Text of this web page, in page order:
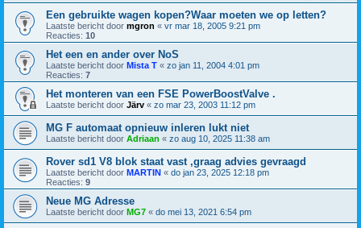
Een gebruikte wagen kopen?Waar moeten we op letten?
Laatste bericht door mgron « vr mar 18, 2005 9:21 pm
Reacties: 10
Het een en ander over NoS
Laatste bericht door Mista T « zo jan 11, 2004 4:01 pm
Reacties: 7
Het monteren van een FSE PowerBoostValve .
Laatste bericht door Järv « zo mar 23, 2003 11:12 pm
MG F automaat opnieuw inleren lukt niet
Laatste bericht door Adriaan « zo aug 10, 2025 11:38 am
Rover sd1 V8 blok staat vast ,graag advies gevraagd
Laatste bericht door MARTIN « do jan 23, 2025 12:18 pm
Reacties: 9
Neue MG Adresse
Laatste bericht door MG7 « do mei 13, 2021 6:54 pm